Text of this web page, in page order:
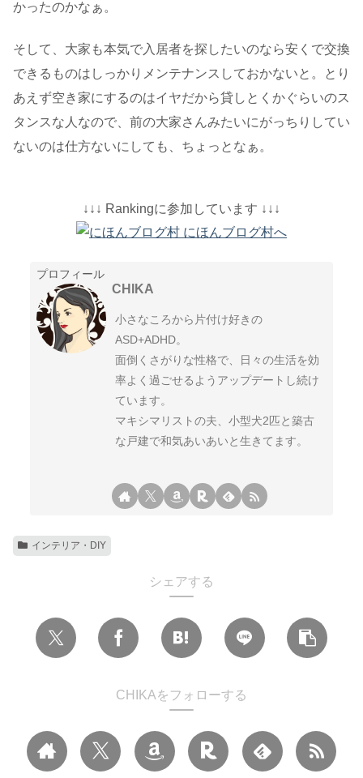
かったのかなぁ。
そして、大家も本気で入居者を探したいのなら安くで交換
できるものはしっかりメンテナンスしておかないと。とり
あえず空き家にするのはイヤだから貸しとくかぐらいのス
タンスな人なので、前の大家さんみたいにがっちりしてい
ないのは仕方ないにしても、ちょっとなぁ。
↓↓↓ Rankingに参加しています ↓↓↓
プロフィール
CHIKA
小さなころから片付け好きの
ASD+ADHD。
面倒くさがりな性格で、日々の生活を効
率よく過ごせるようアップデートし続け
ています。
マキシマリストの夫、小型犬2匹と築古
な戸建で和気あいあいと生きてます。
インテリア・DIY
シェアする
CHIKAをフォローする